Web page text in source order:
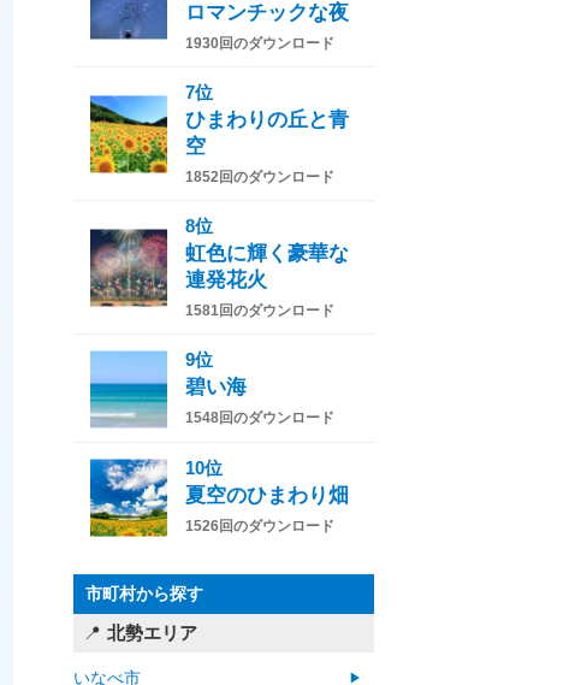
ロマンチックな夜
1930回のダウンロード
7位
ひまわりの丘と青
空
1852回のダウンロード
8位
虹色に輝く豪華な
連発花火
1581回のダウンロード
9位
碧い海
1548回のダウンロード
10位
夏空のひまわり畑
1526回のダウンロード
市町村から探す
北勢エリア
いなべ市